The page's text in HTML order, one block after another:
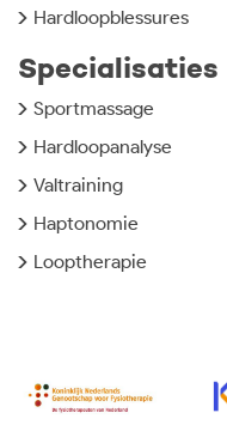
Hardloopblessures
Specialisaties
Sportmassage
Hardloopanalyse
Valtraining
Haptonomie
Looptherapie